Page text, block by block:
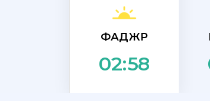
ФАДЖР
02:58